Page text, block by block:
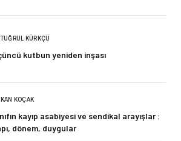
KÜRKÇÜ
kutbun yeniden inşası
KOÇAK
kayıp asabiyesi ve sendikal arayışlar :
dönem, duygular